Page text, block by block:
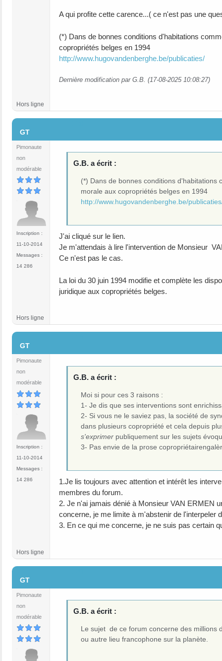
A qui profite cette carence...( ce n'est pas une
(*) Dans de bonnes conditions d'habitations
copropriétés belges en 1994
http://www.hugovandenberghe.be/publicaties/
Dernière modification par G.B. (17-08-2025 10:08:27)
Hors ligne
GT
Pimonaute
non
modérable
Inscription :
11-10-2014
Messages :
14 286
G.B. a écrit :
(*) Dans de bonnes conditions
morale aux copropriétés belges en 1994
http://www.hugovandenberghe.be/
J'ai cliqué sur le lien.
Je m'attendais à lire l'intervention de Monsieur
Ce n'est pas le cas.
La loi du 30 juin 1994 modifie et complète les
juridique aux copropriétés belges.
Hors ligne
GT
Pimonaute
non
modérable
Inscription :
11-10-2014
Messages :
14 286
G.B. a écrit :
Moi si pour ces 3 raisons :
1- Je dis que ses interventions sont
2- Si vous ne le saviez pas, la société de
dans plusieurs copropriété et cela depuis
s'exprimer publiquement sur les sujets
3- Pas envie de la prose
1.Je lis toujours avec attention et intérêt les
membres du forum.
2. Je n'ai jamais dénié à Monsieur VAN ERMEN
concerne, je me limite à m'abstenir de l'interpeler
3. En ce qui me concerne, je ne suis pas certain
Hors ligne
GT
Pimonaute
non
modérable
G.B. a écrit :
Le sujet de ce forum concerne des millions
ou autre lieu francophone sur la planète.